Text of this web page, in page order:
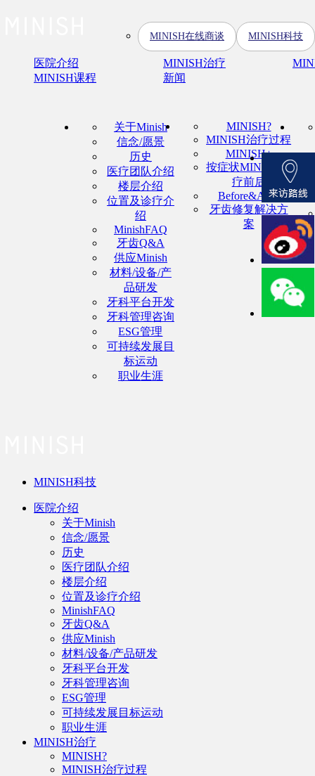
医院介绍 MINISH治疗
MINISH课程
新闻
MINISH在线商谈 MINISH科技
关于Minish
信念/愿景
历史
医疗团队介绍
楼层介绍
位置及诊疗介
绍
MinishFAQ
牙齿Q&A
供应Minish
材料/设备/产
品研发
牙科平台开发
牙科管理咨询
ESG管理
可持续发展目
标运动
职业生涯
MINISH?
MINISH治疗过程
MINISH+
按症状MINISH治
疗前后
Before&After
牙齿修复解决方
案
MINISH科技
医院介绍
关于Minish
信念/愿景
历史
医疗团队介绍
楼层介绍
位置及诊疗介绍
MinishFAQ
牙齿Q&A
供应Minish
材料/设备/产品研发
牙科平台开发
牙科管理咨询
ESG管理
可持续发展目标运动
职业生涯
MINISH治疗
MINISH?
MINISH治疗过程